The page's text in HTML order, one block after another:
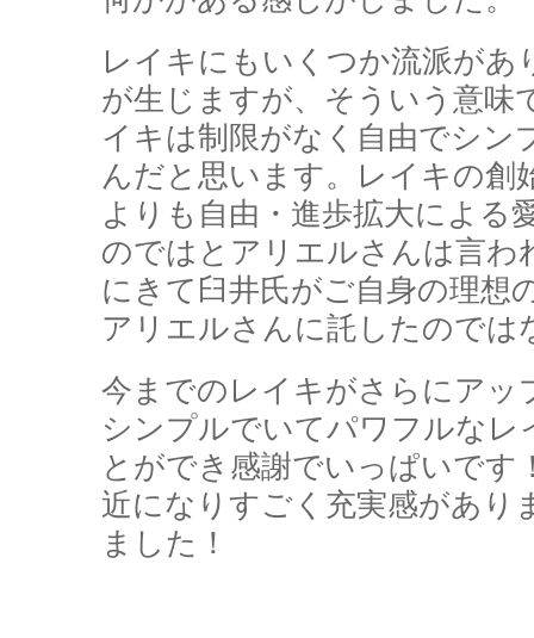
レイキにもいくつか流派があ
が生じますが、そういう意味
イキは制限がなく自由でシン
んだと思います。レイキの創
よりも自由・進歩拡大による
のではとアリエルさんは言わ
にきて臼井氏がご自身の理想
アリエルさんに託したのでは
今までのレイキがさらにアッ
シンプルでいてパワフルなレ
とができ感謝でいっぱいです
近になりすごく充実感があり
ました！